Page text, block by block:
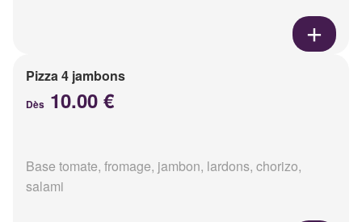
Pizza 4 jambons
Dès 10.00 €
Base tomate, fromage, jambon, lardons, chorizo,
salami